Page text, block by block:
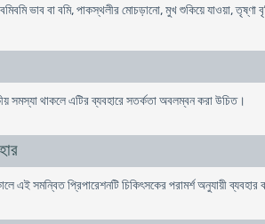
ভাব বা বমি, পাকস্থলীর মোচড়ানো, মুখ শুকিয়ে যাওয়া, তৃষ্ণা
সমস্যা থাকলে এটির ব্যবহারে সতর্কতা অবলম্বন করা উচিত।
এই সমন্বিত প্রিপারেশনটি চিকিৎসকের পরামর্শ অনুযায়ী ব্যবহার